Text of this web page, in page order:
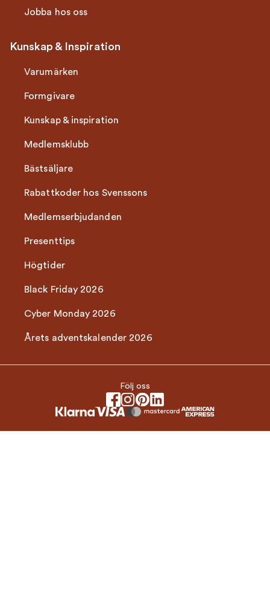
Jobba hos oss
Kunskap & Inspiration
Varumärken
Formgivare
Kunskap & inspiration
Medlemsklubb
Bästsäljare
Rabattkoder hos Svenssons
Medlemserbjudanden
Presenttips
Högtider
Black Friday 2026
Cyber Monday 2026
Årets adventskalender 2026
Följ oss